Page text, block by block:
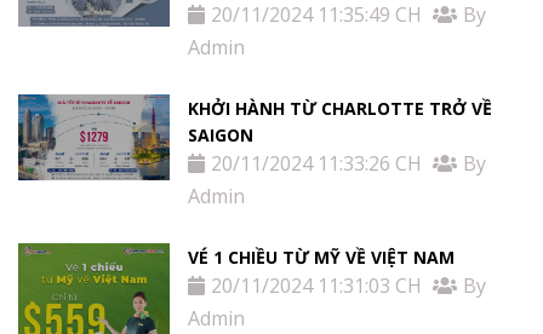
20/11/2024 11:35:49 CH
By
Admin
KHỞI HÀNH TỪ CHARLOTTE TRỞ VỀ
SAIGON
20/11/2024 11:33:26 CH
By
Admin
VÉ 1 CHIỀU TỪ MỸ VỀ VIỆT NAM
20/11/2024 11:31:03 CH
By
Admin